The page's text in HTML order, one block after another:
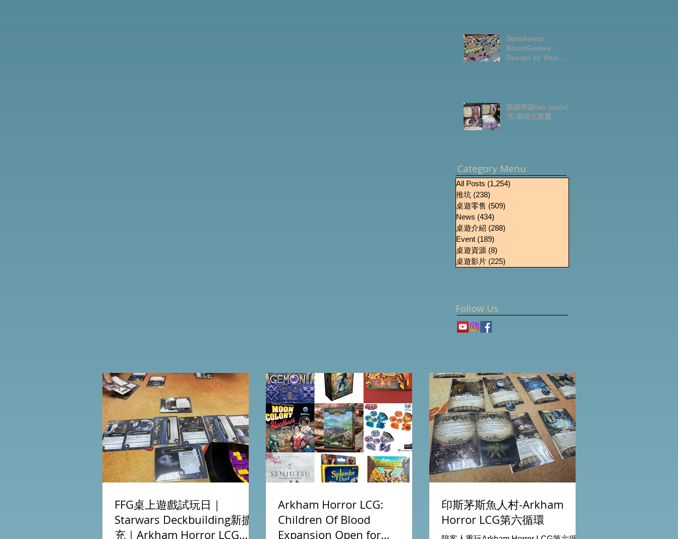
Speakeasy
BoardGames
Design by Vital
詭鎮奇談fan made擴
充-英雄王英靈
Category Menu
All Posts (1,254)
推坑 (238)
桌遊零售 (509)
News (434)
桌遊介紹 (288)
Event (189)
桌遊資源 (8)
桌遊影片 (225)
Follow Us
FFG桌上遊戲試玩日｜
Starwars Deckbuilding新擴
充｜Arkham Horror LCG
Arkham Horror LCG:
Children Of Blood
Expansion Open for
印斯茅斯魚人村-Arkham
Horror LCG第六循環